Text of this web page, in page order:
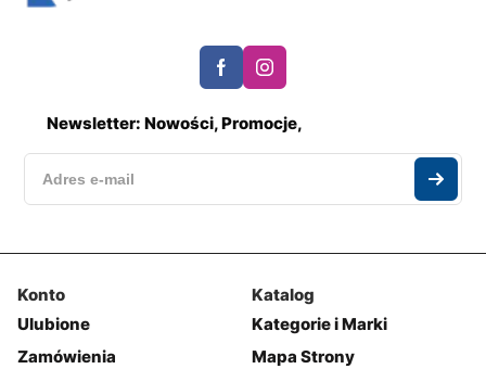
Newsletter: Nowości, Promocje,
Konto
Ulubione
Zamówienia
Katalog
Kategorie i Marki
Mapa Strony